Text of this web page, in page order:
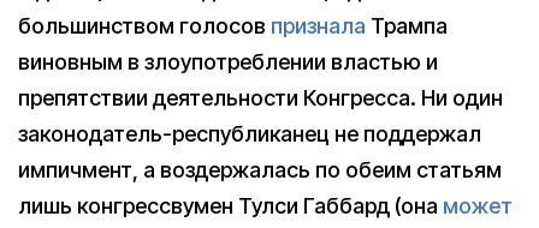
большинством голосов признала Трампа
виновным в злоупотреблении властью и
препятствии деятельности Конгресса. Ни один
законодатель-республиканец не поддержал
импичмент, а воздержалась по обеим статьям
лишь конгрессвумен Тулси Габбард (она может